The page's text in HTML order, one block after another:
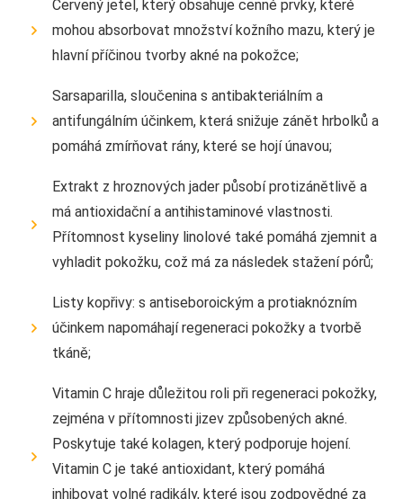
Červený jetel, který obsahuje cenné prvky, které
mohou absorbovat množství kožního mazu, který je
hlavní příčinou tvorby akné na pokožce;
Sarsaparilla, sloučenina s antibakteriálním a
antifungálním účinkem, která snižuje zánět hrbolků a
pomáhá zmírňovat rány, které se hojí únavou;
Extrakt z hroznových jader působí protizánětlivě a
má antioxidační a antihistaminové vlastnosti.
Přítomnost kyseliny linolové také pomáhá zjemnit a
vyhladit pokožku, což má za následek stažení pórů;
Listy kopřivy: s antiseboroickým a protiaknózním
účinkem napomáhají regeneraci pokožky a tvorbě
tkáně;
Vitamin C hraje důležitou roli při regeneraci pokožky,
zejména v přítomnosti jizev způsobených akné.
Poskytuje také kolagen, který podporuje hojení.
Vitamin C je také antioxidant, který pomáhá
inhibovat volné radikály, které jsou zodpovědné za